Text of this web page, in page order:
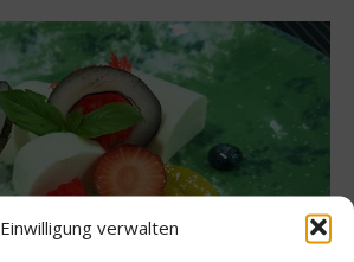
Einwilligung verwalten